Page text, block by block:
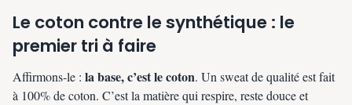
Le coton contre le synthétique : le
premier tri à faire
Affirmons-le : la base, c’est le coton. Un sweat de qualité est fait
à 100% de coton. C’est la matière qui respire, reste douce et